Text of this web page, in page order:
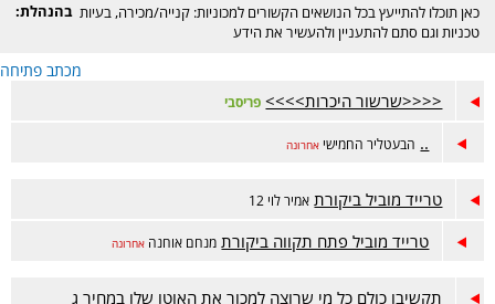
בהנהלת: כאן תוכלו להתייעץ בכל הנושאים הקשורים למכוניות: קנייה/מכירה, בעיות
טכניות וגם סתם להתעניין ולהעשיר את הידע
מכתב פתיחה
<<<<שרשור היכרות>>>> פריסבי
.. הבעטליר החמישי אחרונה
טרייד מוביל ביקורת אמיר לוי 12
טרייד מוביל פתח תקווה ביקורת מנחם אוחנה אחרונה
תקשיבו כולם כל מי שרוצה למכור את האוטו שלו במחיר ג